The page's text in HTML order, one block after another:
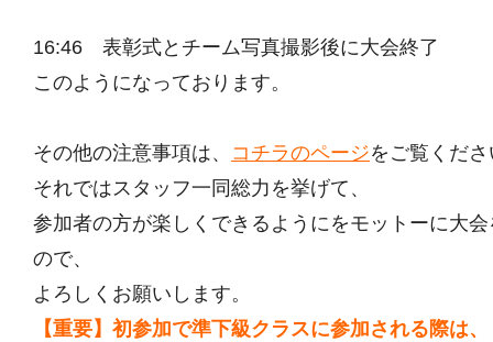
16:46 表彰式とチーム写真撮影後に大会終了
このようになっております。
その他の注意事項は、 コチラのページをご覧くだ
それではスタッフ一同総力を挙げて、
参加者の方が楽しくできるようにをモットーに大
ので、
よろしくお願いします。
【重要】初参加で準下級クラスに参加される際は